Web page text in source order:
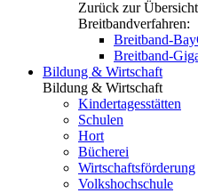
Zurück zur Übersicht
Breitbandverfahren:
Breitband-
Breitband-
Bildung & Wirtschaft
Bildung & Wirtschaft
Kindertagesstätten
Schulen
Hort
Bücherei
Wirtschaftsförderung
Volkshochschule